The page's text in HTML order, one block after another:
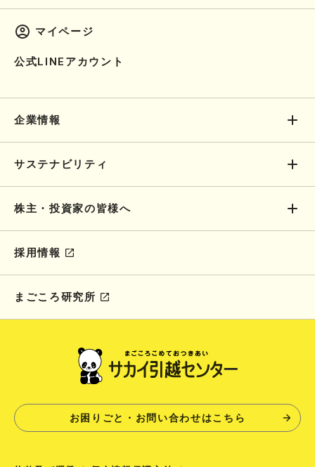
マイページ
公式LINEアカウント
企業情報
サステナビリティ
株主・投資家の皆様へ
採用情報
まごころ研究所
お困りごと・お問い合わせはこちら